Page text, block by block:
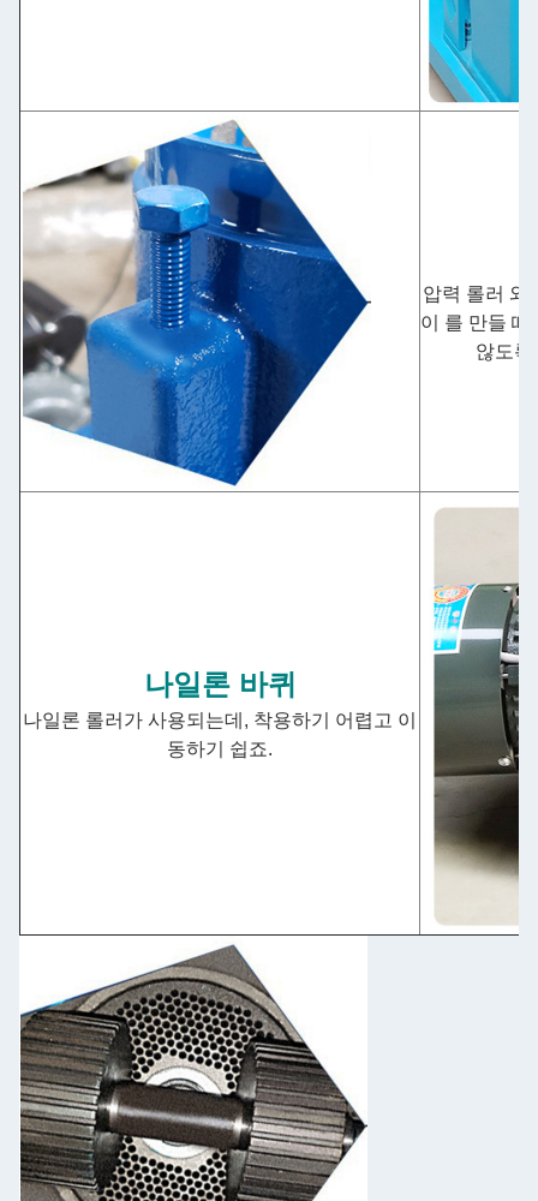
압력 롤러 와
이 를 만들 때
않도록
나일론 바퀴
나일론 롤러가 사용되는데, 착용하기 어렵고 이
동하기 쉽죠.